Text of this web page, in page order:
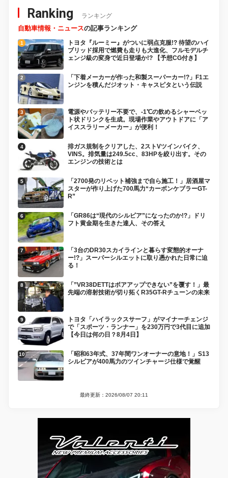
Ranking ランキング
自動車情報・ニュースの記事ランキング
トヨタ『ルーミー』がついに弱点克服!? 待望のハイ
ブリッド採用で燃費も走りも大進化、フルモデルチ
ェンジ級の変身で近日登場か!? 【予想CG付き】
「下着メーカーが作った和製スーパーカー!?」F1エ
ンジンを積んだジオット・キャスピタという伝説
電源やバッテリー不要で、-1℃の飲めるシャーベッ
ト状ドリンクを生成。現場作業やアウトドアに「ア
イススラリーメーカー」が便利！
排ガス規制をクリアした、2ストVツインバイク、
VINS。排気量は249.5cc、83HPを絞り出す。その
エンジンの技術とは
「2700発のリベット補強まで自ら施工！」居酒屋マ
スターが作り上げた700馬力“カーボンケブラーGT-
R”
「GR86は“現代のシルビア”になったのか!?」ドリ
フト黄金期を生きた達人、その答え
「3台のDR30スカイラインと暮らす変態的オーナ
ー!?」スーパーシルエットに取り憑かれた日常に迫
る！
「”VR38DETTはボアアップできない”を覆す！」最
先端の溶射技術が切り拓くR35GT-Rチューンの未来
トヨタ「ハイラックスサーフ」がマイナーチェンジ
で「スポーツ・ランナー」を230万円で3代目に追加
【今日は何の日？8月4日】
「昭和63年式、37年間ワンオーナーの意地！」S13
シルビアが400馬力のツインチャージ仕様で覚醒
最終更新：2026/08/07 20:11